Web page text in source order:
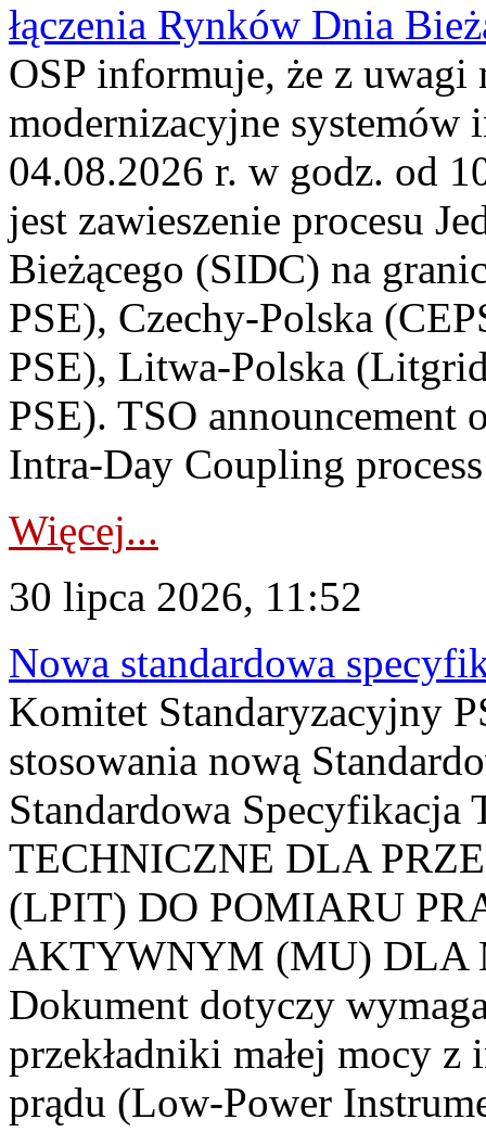
łączenia Rynków Dnia
OSP informuje, że z uwagi
modernizacyjne
04.08.2026 r. w godz. od
jest zawieszenie procesu
Bieżącego (SIDC) na
PSE), Czechy-Polska
PSE), Litwa-Polska
PSE). TSO announcement
Intra-Day Coupling
Więcej...
30 lipca 2026, 11:52
Nowa standardowa
Komitet Standaryzacyjny
stosowania nową
Standardowa
TECHNICZNE DLA
(LPIT) DO POMIARU
AKTYWNYM (MU) DLA
Dokument dotyczy
przekładniki małej mocy
prądu (Low-Power